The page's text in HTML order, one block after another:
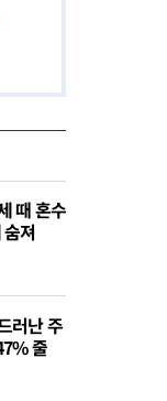
때 혼수
져
러난 주
줄